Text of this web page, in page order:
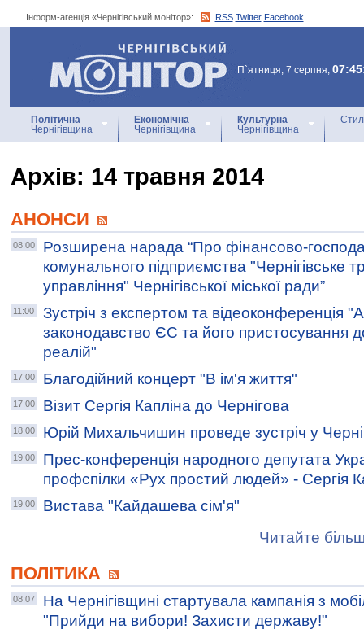
Інформ-агенція «Чернігівський монітор»: RSS Twitter Facebook
Інформ-агенція
«Чернігівський монітор»
П`ятниця, 7 серпня,
Політична
Чернігівщина
Економічна
Чернігівщина
Культурна
Чернігівщина
Архiв: 14 травня 2014
АНОНСИ
08:00
Розширена нарада “Про фінансово-
комунального підприємства "Чернігівське
управління" Чернігівської міської ради”
11:00
Зустріч з експертом та відеоконференція
законодавство ЄС та його пристосування
реалій"
17:00 Благодійний концерт "В ім'я життя"
17:00 Візит Сергія Капліна до Чернігова
18:00 Юрій Михальчишин проведе зустріч у
19:00
Прес-конференція народного депутата
профспілки «Рух простий людей» - Сергія
19:00
Вистава "Кайдашева сім'я"
Читайте
ПОЛІТИКА
08:07
На Чернігівщині стартувала кампанія з
"Прийди на вибори! Захисти державу!"